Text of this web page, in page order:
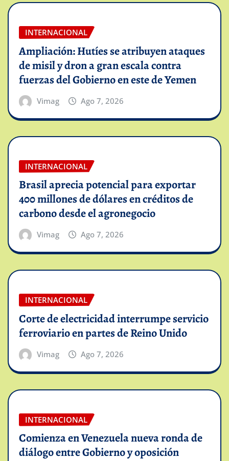
INTERNACIONAL
Ampliación: Hutíes se atribuyen ataques
de misil y dron a gran escala contra
fuerzas del Gobierno en este de Yemen
Vimag Ago 7, 2026
INTERNACIONAL
Brasil aprecia potencial para exportar
400 millones de dólares en créditos de
carbono desde el agronegocio
Vimag Ago 7, 2026
INTERNACIONAL
Corte de electricidad interrumpe servicio
ferroviario en partes de Reino Unido
Vimag Ago 7, 2026
INTERNACIONAL
Comienza en Venezuela nueva ronda de
diálogo entre Gobierno y oposición